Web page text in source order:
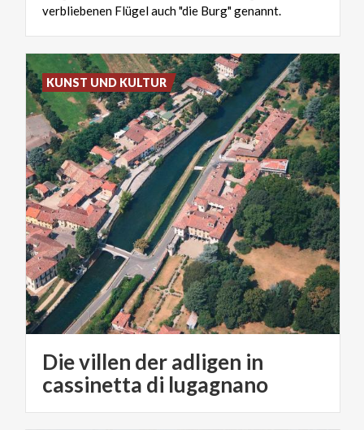
verbliebenen Flügelauch"die Burg"genannt.
Die villen der adligen in
cassinetta di lugagnano
KUNST UND KULTUR